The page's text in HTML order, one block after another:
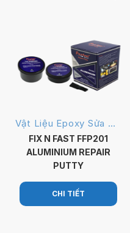
Vật Liệu Epoxy Sửa Chữa
FIX N FAST FFP201
ALUMINIUM REPAIR
PUTTY
CHI TIẾT